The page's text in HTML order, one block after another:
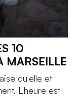
10
MARSEILLE
qu'elle et
L'heure est